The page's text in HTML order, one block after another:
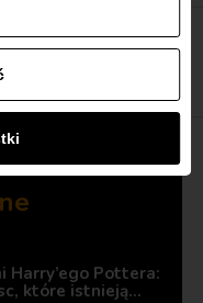
Harry’ego Pottera:
które istnieją…